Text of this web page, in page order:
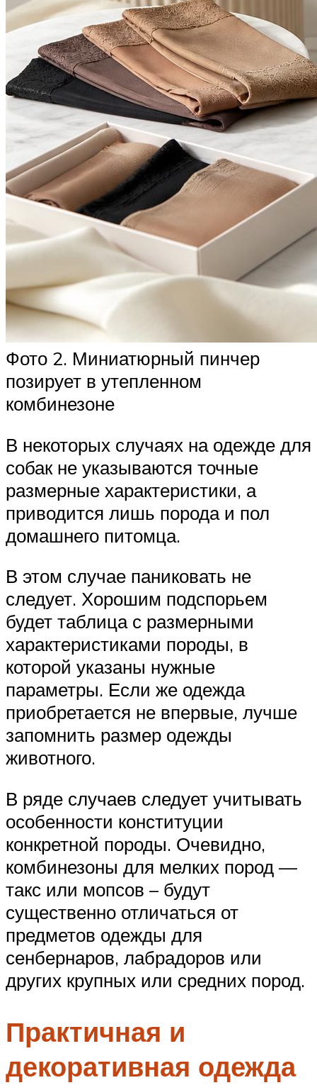
Фото 2. Миниатюрный пинчер
позирует в утепленном
комбинезоне
В некоторых случаях на одежде для
собак не указываются точные
размерные характеристики, а
приводится лишь порода и пол
домашнего питомца.
В этом случае паниковать не
следует. Хорошим подспорьем
будет таблица с размерными
характеристиками породы, в
которой указаны нужные
параметры. Если же одежда
приобретается не впервые, лучше
запомнить размер одежды
животного.
В ряде случаев следует учитывать
особенности конституции
конкретной породы. Очевидно,
комбинезоны для мелких пород —
такс или мопсов – будут
существенно отличаться от
предметов одежды для
сенбернаров, лабрадоров или
других крупных или средних пород.
Практичная и
декоративная одежда